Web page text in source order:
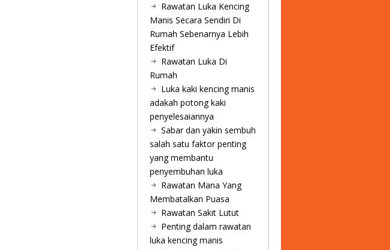
Rawatan Luka Kencing
Manis Secara Sendiri Di
Rumah Sebenarnya Lebih
Efektif
Rawatan Luka Di
Rumah
Luka kaki kencing manis
adakah potong kaki
penyelesaiannya
Sabar dan yakin sembuh
salah satu faktor penting
yang membantu
penyembuhan luka
Rawatan Mana Yang
Membatalkan Puasa
Rawatan Sakit Lutut
Penting dalam rawatan
luka kencing manis